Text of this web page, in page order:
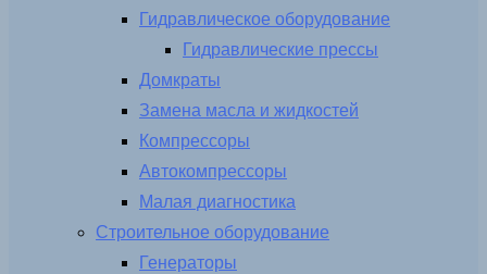
Гидравлическое оборудование
Гидравлические прессы
Домкраты
Замена масла и жидкостей
Компрессоры
Автокомпрессоры
Малая диагностика
Строительное оборудование
Генераторы